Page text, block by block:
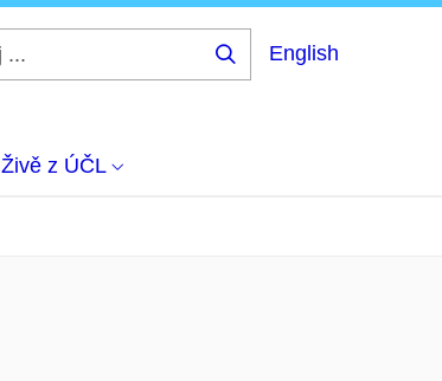
English
Živě z ÚČL